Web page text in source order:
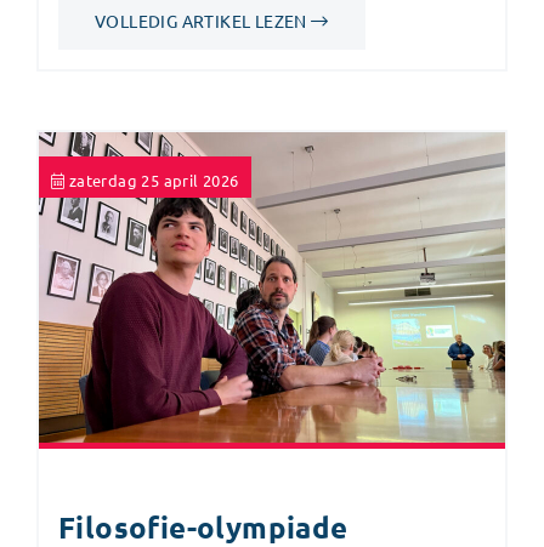
VOLLEDIG ARTIKEL LEZEN
zaterdag 25 april 2026
Filosofie-olympiade